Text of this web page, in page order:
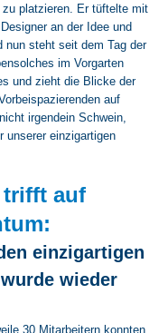
zu platzieren. Er tüftelte mit
an der Idee und
nun steht seit dem Tag der
im Vorgarten
und zieht die Blicke der
auf
irgendein Schwein,
unserer einzigartigen
trifft auf
einzigartigen
wieder
30 Mitarbeitern konnten